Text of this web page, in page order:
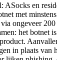
ASocks en
met
ongeveer
het botnet
in plaats van